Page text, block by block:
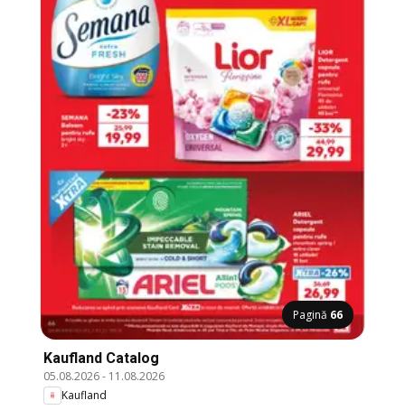
Pagină 66
Kaufland Catalog
05.08.2026- 11.08.2026
Kaufland